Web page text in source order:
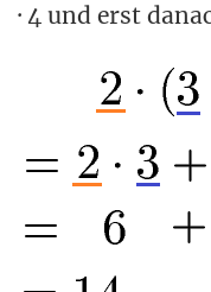
· 4 und erst